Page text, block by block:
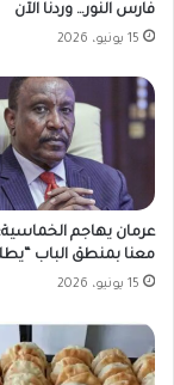
فارس النور… وردنا الآن
15 يونيو، 2026
عرمان يهاجم
معنا بمنطق الباب
15 يونيو، 2026